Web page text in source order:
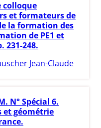
colloque
et formateurs de
la formation des
de PE1 et
231-248.
Jean-Claude
N° Spécial 6.
et géométrie